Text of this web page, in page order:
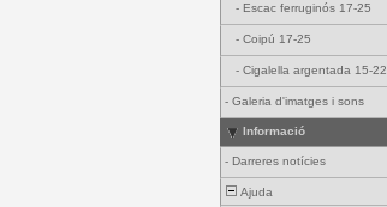
- Escac ferruginós 17-25
- Coipú 17-25
- Cigalella argentada 15-22
- Galeria d'imatges i sons
Informació
- Darreres notícies
Ajuda